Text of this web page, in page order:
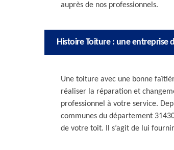
auprès de nos professionnels.
Histoire Toiture : une entreprise
Une toiture avec une bonne
réaliser la réparation et
professionnel à votre service.
communes du département
de votre toit. Il s’agit de lui